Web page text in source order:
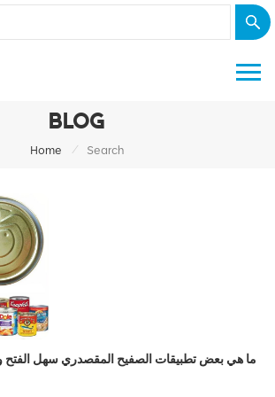
BLOG
Home / Search
ما هي بعض تطبيقات الصفيح المقصدري سهل الفتح